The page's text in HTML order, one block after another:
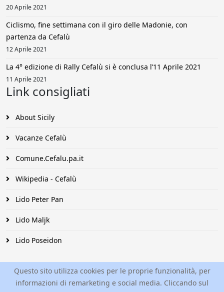
20 Aprile 2021
Ciclismo, fine settimana con il giro delle Madonie, con
partenza da Cefalù
12 Aprile 2021
La 4° edizione di Rally Cefalù si è conclusa l’11 Aprile 2021
11 Aprile 2021
Link consigliati
About Sicily
Vacanze Cefalù
Comune.Cefalu.pa.it
Wikipedia - Cefalù
Lido Peter Pan
Lido Maljk
Lido Poseidon
Questo sito utilizza cookies per le proprie funzionalità, per
informazioni di remarketing e social media. Cliccando sul